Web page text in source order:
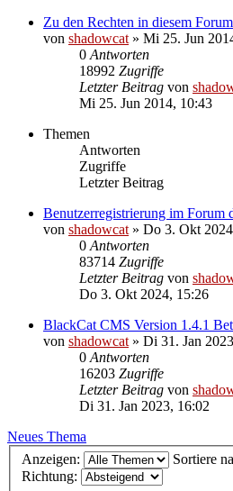
Zu den Rechten in diesem Forum
von shadowcat » Mi 25. Jun
0 Antworten
18992 Zugriffe
Letzter Beitrag von
Mi 25. Jun 2014, 10:43
Themen
Antworten
Zugriffe
Letzter Beitrag
Benutzerregistrierung im Forum
von shadowcat » Do 3. Okt
0 Antworten
83714 Zugriffe
Letzter Beitrag von
Do 3. Okt 2024, 15:26
BlackCat CMS Version 1.4.1
von shadowcat » Di 31. Jan
0 Antworten
16203 Zugriffe
Letzter Beitrag von
Di 31. Jan 2023, 16:02
Neues Thema
Anzeigen:
Sortiere
Richtung: